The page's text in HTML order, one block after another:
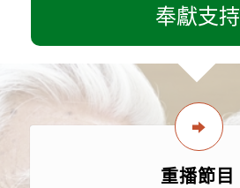
奉獻支持
重播節目